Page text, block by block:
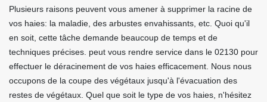
Plusieurs raisons peuvent vous amener à supprimer la racine de
vos haies: la maladie, des arbustes envahissants, etc. Quoi qu'il
en soit, cette tâche demande beaucoup de temps et de
techniques précises. peut vous rendre service dans le 02130 pour
effectuer le déracinement de vos haies efficacement. Nous nous
occupons de la coupe des végétaux jusqu'à l'évacuation des
restes de végétaux. Quel que soit le type de vos haies, n'hésitez